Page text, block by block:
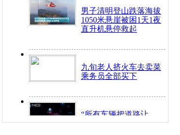
男子清明登山跌落海拔
1050米悬崖被困1天1夜
直升机悬停救起
九旬老人挤火车去卖菜
乘务员全部买下
“所有车辆把道路让
开！”儿童突发疾病交